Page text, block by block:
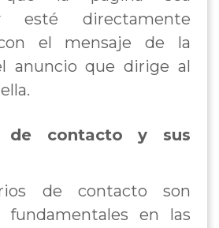
esté directamente
el mensaje de la
anuncio que dirige al
de contacto y sus
de contacto son
fundamentales en las